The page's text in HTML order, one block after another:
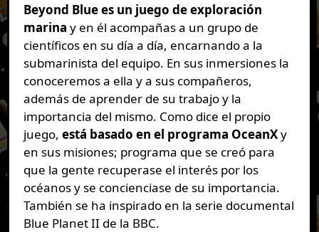
Beyond Blue es un juego de exploración
marina y en él acompañas a un grupo de
científicos en su día a día, encarnando a la
submarinista del equipo. En sus inmersiones la
conoceremos a ella y a sus compañeros,
además de aprender de su trabajo y la
importancia del mismo. Como dice el propio
juego, está basado en el programa OceanXy
en sus misiones; programa que se creó para
que la gente recuperase el interés por los
océanos y se concienciase de su importancia.
También se ha inspirado en la serie documental
Blue Planet II de la BBC.